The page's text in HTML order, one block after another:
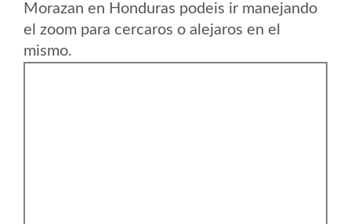
Morazan en Honduras podeis ir manejando
el zoom para cercaros o alejaros en el
mismo.